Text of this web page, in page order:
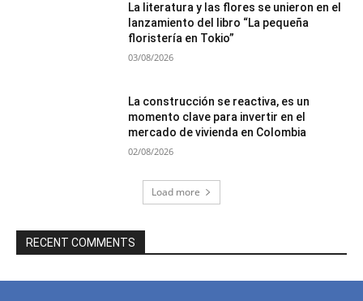
La literatura y las flores se unieron en el
lanzamiento del libro “La pequeña
floristería en Tokio”
03/08/2026
La construcción se reactiva, es un
momento clave para invertir en el
mercado de vivienda en Colombia
02/08/2026
Load more
RECENT COMMENTS